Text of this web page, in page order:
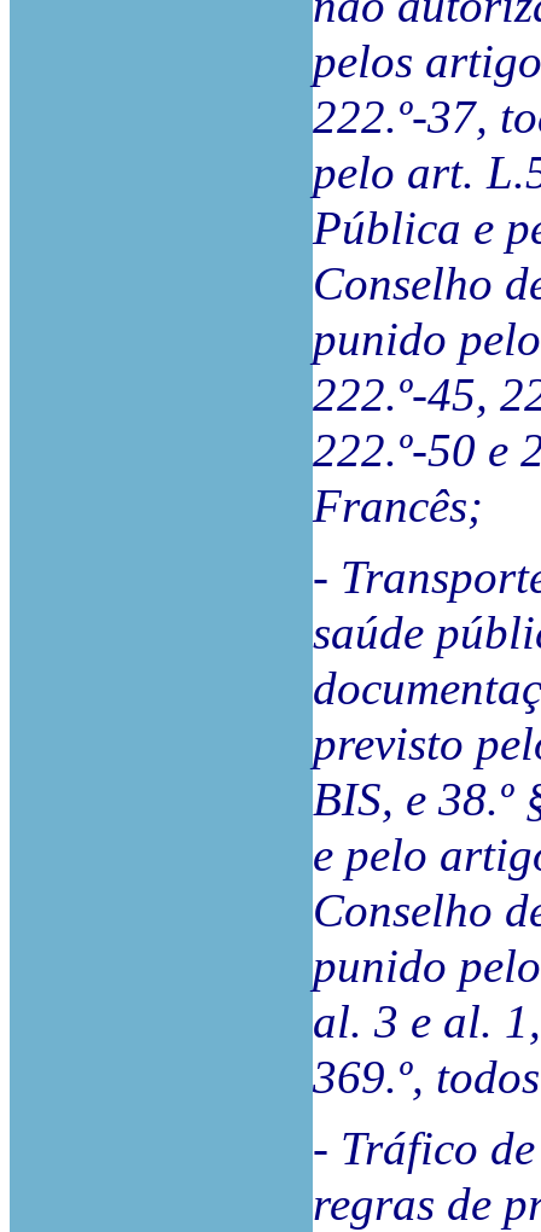
pelos
222.º-37,
pelo art.
Pública e
Conselho
punido
222.º-45,
222.º-50 e
Francês;
-
saúde
previsto
BIS, e 38.º
e pelo
Conselho
punido
al. 3 e al.
369.º,
- Tráfico
regras de